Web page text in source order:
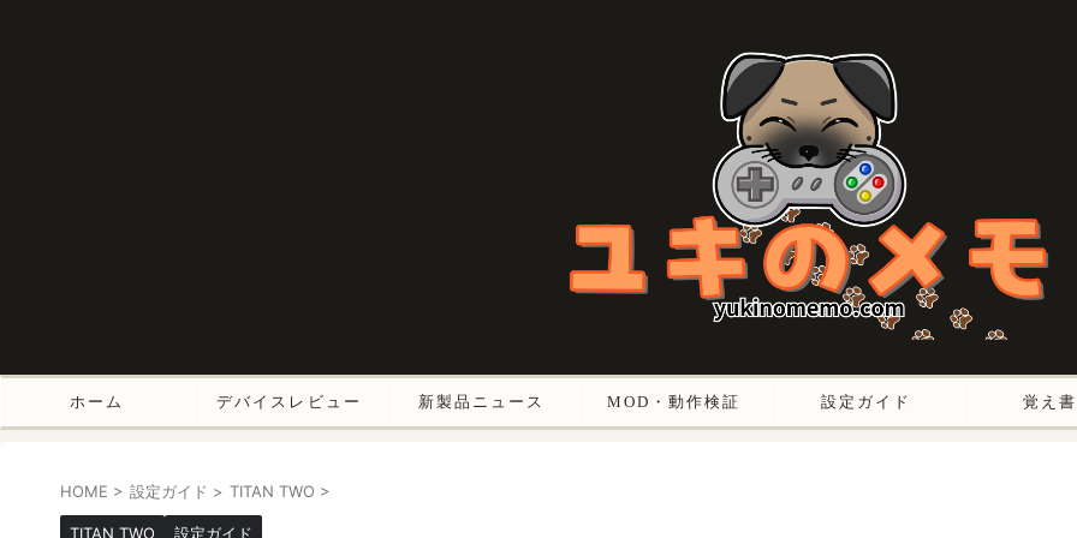
ホーム デバイスレビュー 新製品ニュース MOD・動作検証 設定ガイド 覚え書
HOME > 設定ガイド > TITAN TWO >
TITAN TWO 設定ガイド